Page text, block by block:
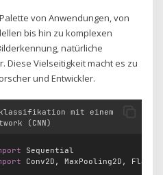
von Anwendungen, von
bis hin zu komplexen
natürliche
Diese Vielseitigkeit macht es zu
und Entwickler.
mit einem
(CNN)
Sequential
Conv2D, MaxPooling2D,